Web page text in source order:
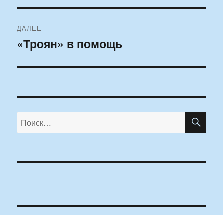
ДАЛЕЕ
Следующая
«Троян» в помощь
Искать: